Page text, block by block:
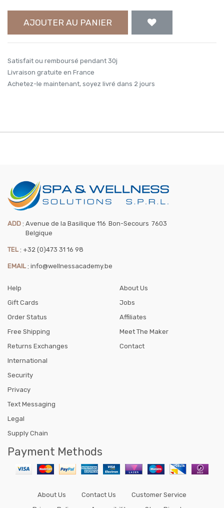
AJOUTER AU PANIER
Satisfait ou remboursé pendant 30j
Livraison gratuite en France
Achetez-le maintenant, soyez livré dans 2 jours
ADD : Avenue de la Basilique 116 Bon-Secours 7603
Belgique
TEL : +32 (0)473 31 16 98
EMAIL : info@wellnessacademy.be
Help
Gift Cards
Order Status
Free Shipping
Returns Exchanges
International
About Us
Jobs
Affiliates
Meet The Maker
Contact
Security
Privacy
Text Messaging
Legal
Supply Chain
Payment Methods
About Us Contact Us
Customer Service